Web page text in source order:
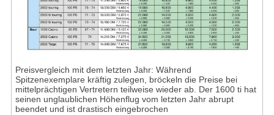
Preisvergleich mit dem letzten Jahr: Während
Spitzenexemplare kräftig zulegen, bröckeln die Preise bei
mittelprächtigen Vertretern teilweise wieder ab. Der 1600 ti hat
seinen unglaublichen Höhenflug vom letzten Jahr abrupt
beendet und ist drastisch eingebrochen